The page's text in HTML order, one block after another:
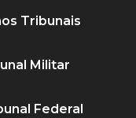
Tribunais
Militar
Federal